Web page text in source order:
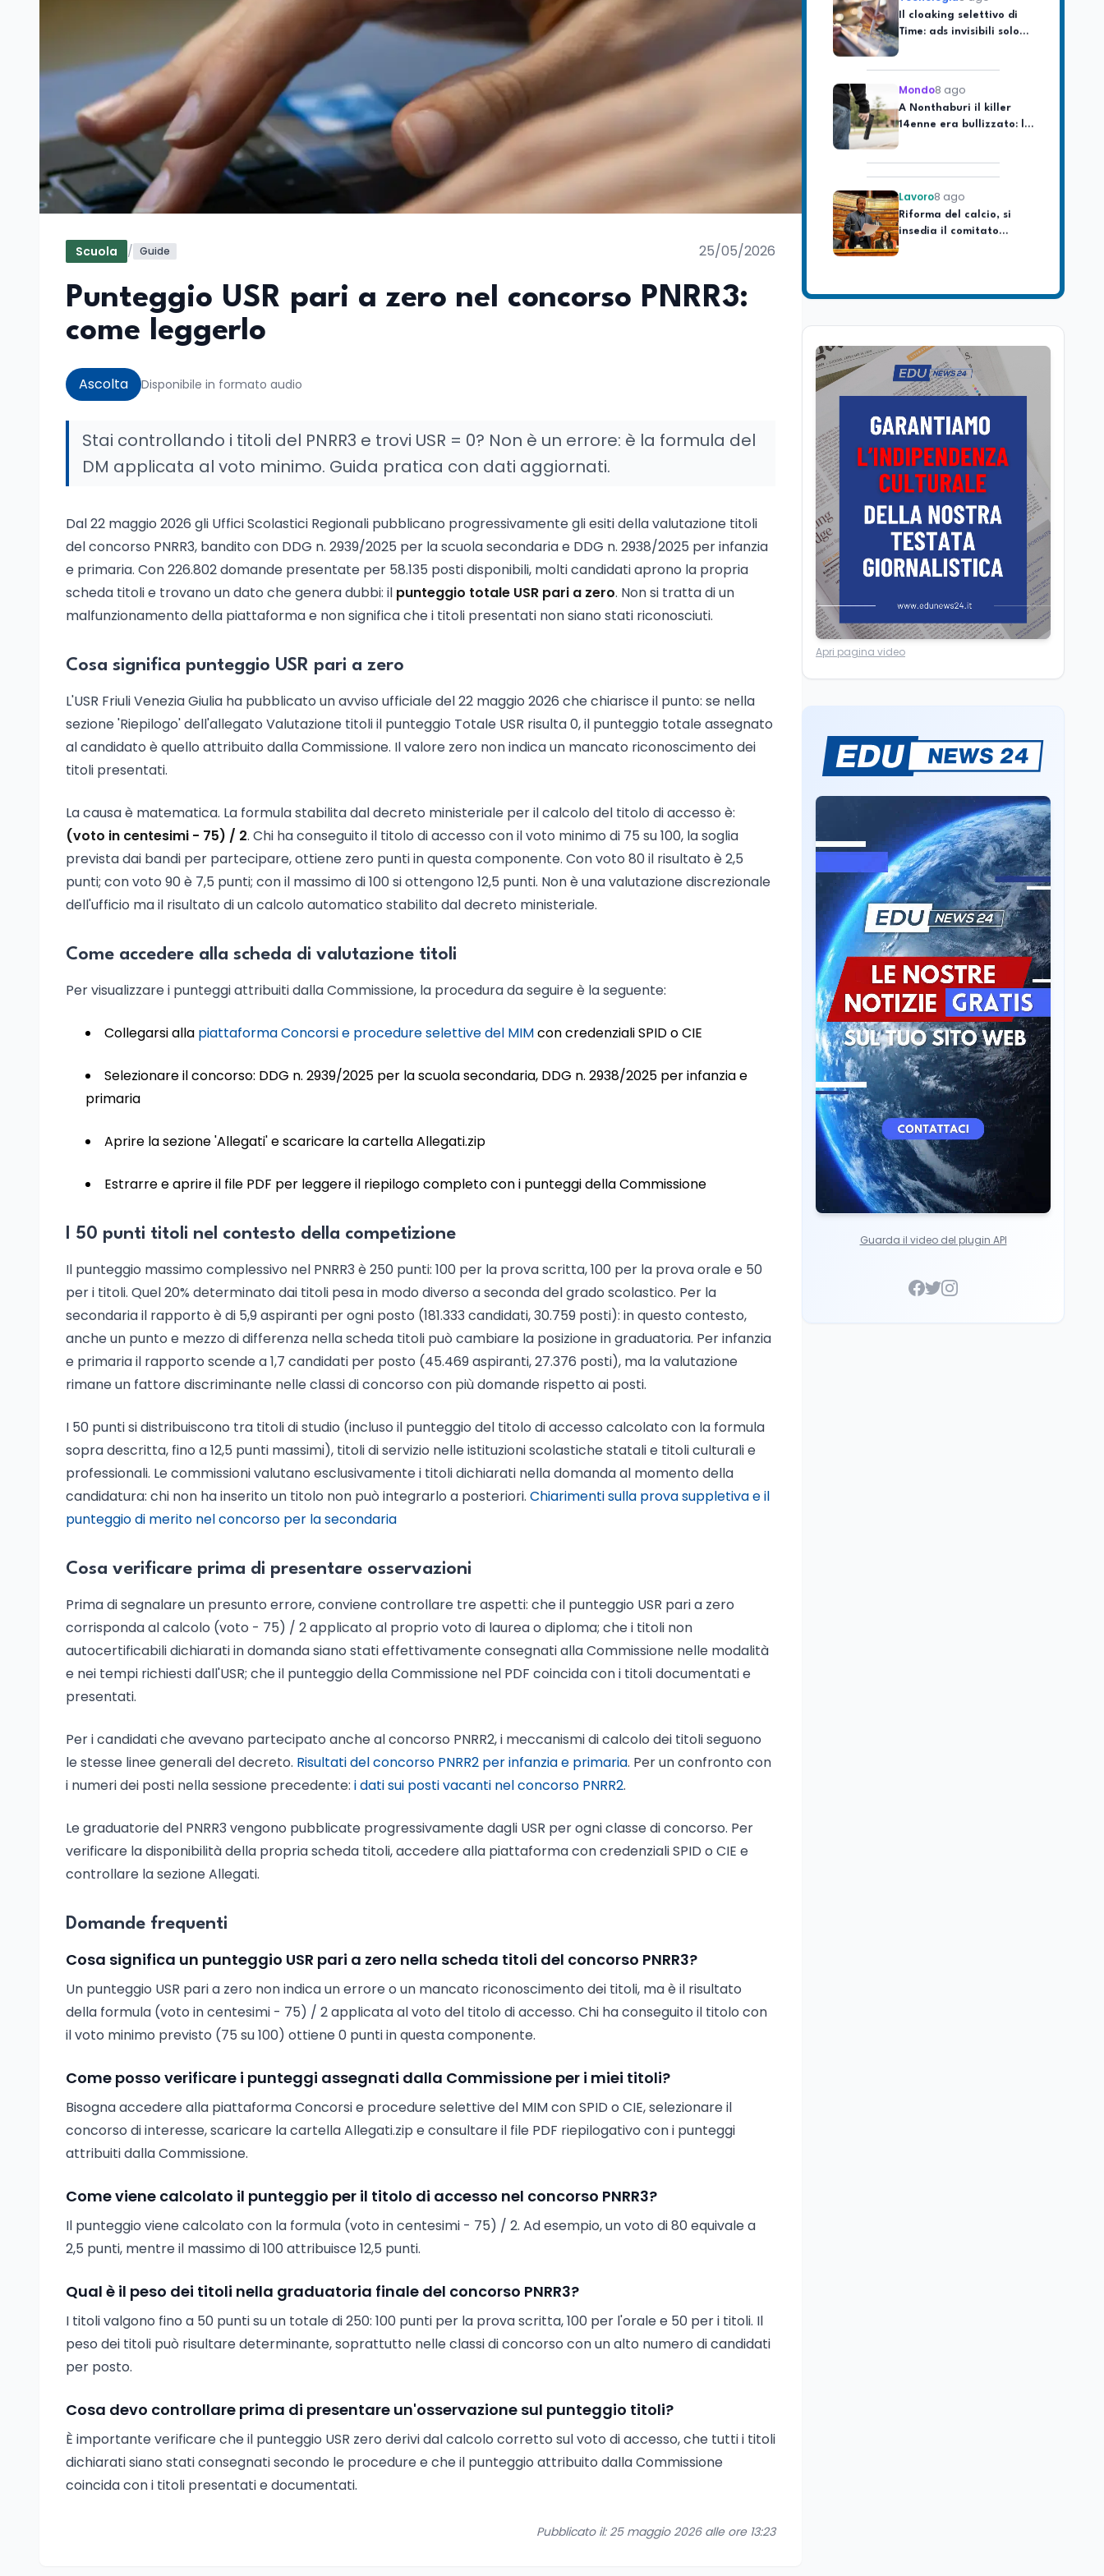
Scuola / Guide 25/05/2026
Punteggio USR pari a zero nel concorso PNRR3:
come leggerlo
Ascolta Disponibile in formato audio
Stai controllando i titoli del PNRR3 e trovi USR = 0? Non è un errore: è la formula del
DM applicata al voto minimo. Guida pratica con dati aggiornati.
Dal 22 maggio 2026 gli Uffici Scolastici Regionali pubblicano progressivamente gli esiti della valutazione titoli
del concorso PNRR3, bandito con DDG n. 2939/2025 per la scuola secondaria e DDG n. 2938/2025 per infanzia
e primaria. Con 226.802 domande presentate per 58.135 posti disponibili, molti candidati aprono la propria
scheda titoli e trovano un dato che genera dubbi: il punteggio totale USR pari a zero. Non si tratta di un
malfunzionamento della piattaforma e non significa che i titoli presentati non siano stati riconosciuti.
Cosa significa punteggio USR pari a zero
L'USR Friuli Venezia Giulia ha pubblicato un avviso ufficiale del 22 maggio 2026 che chiarisce il punto: se nella
sezione 'Riepilogo' dell'allegato Valutazione titoli il punteggio Totale USR risulta 0, il punteggio totale assegnato
al candidato è quello attribuito dalla Commissione. Il valore zero non indica un mancato riconoscimento dei
titoli presentati.
La causa è matematica. La formula stabilita dal decreto ministeriale per il calcolo del titolo di accesso è:
(voto in centesimi - 75) / 2. Chi ha conseguito il titolo di accesso con il voto minimo di 75 su 100, la soglia
prevista dai bandi per partecipare, ottiene zero punti in questa componente. Con voto 80 il risultato è 2,5
punti; con voto 90 è 7,5 punti; con il massimo di 100 si ottengono 12,5 punti. Non è una valutazione discrezionale
dell'ufficio ma il risultato di un calcolo automatico stabilito dal decreto ministeriale.
Come accedere alla scheda di valutazione titoli
Per visualizzare i punteggi attribuiti dalla Commissione, la procedura da seguire è la seguente:
Collegarsi alla piattaforma Concorsi e procedure selettive del MIMcon credenziali SPID o CIE
Selezionare il concorso: DDG n. 2939/2025 per la scuola secondaria, DDG n. 2938/2025 per infanzia e
primaria
Aprire la sezione 'Allegati' e scaricare la cartella Allegati.zip
Estrarre e aprire il file PDF per leggere il riepilogo completo con i punteggi della Commissione
I 50 punti titoli nel contesto della competizione
Il punteggio massimo complessivo nel PNRR3 è 250 punti: 100 per la prova scritta, 100 per la prova orale e 50
per i titoli. Quel 20% determinato dai titoli pesa in modo diverso a seconda del grado scolastico. Per la
secondaria il rapporto è di 5,9 aspiranti per ogni posto (181.333 candidati, 30.759 posti): in questo contesto,
anche un punto e mezzo di differenza nella scheda titoli può cambiare la posizione in graduatoria. Per infanzia
e primaria il rapporto scende a 1,7 candidati per posto (45.469 aspiranti, 27.376 posti), ma la valutazione
rimane un fattore discriminante nelle classi di concorso con più domande rispetto ai posti.
I 50 punti si distribuiscono tra titoli di studio (incluso il punteggio del titolo di accesso calcolato con la formula
sopra descritta, fino a 12,5 punti massimi), titoli di servizio nelle istituzioni scolastiche statali e titoli culturali e
professionali. Le commissioni valutano esclusivamente i titoli dichiarati nella domanda al momento della
candidatura: chi non ha inserito un titolo non può integrarlo a posteriori. Chiarimenti sulla prova suppletiva e il
punteggio di merito nel concorso per la secondaria
Cosa verificare prima di presentare osservazioni
Prima di segnalare un presunto errore, conviene controllare tre aspetti: che il punteggio USR pari a zero
corrisponda al calcolo (voto - 75) / 2 applicato al proprio voto di laurea o diploma; che i titoli non
autocertificabili dichiarati in domanda siano stati effettivamente consegnati alla Commissione nelle modalità
e nei tempi richiesti dall'USR; che il punteggio della Commissione nel PDF coincida con i titoli documentati e
presentati.
Per i candidati che avevano partecipato anche al concorso PNRR2, i meccanismi di calcolo dei titoli seguono
le stesse linee generali del decreto. Risultati del concorso PNRR2 per infanzia e primaria. Per un confronto con
i numeri dei posti nella sessione precedente: i dati sui posti vacanti nel concorso PNRR2.
Le graduatorie del PNRR3 vengono pubblicate progressivamente dagli USR per ogni classe di concorso. Per
verificare la disponibilità della propria scheda titoli, accedere alla piattaforma con credenziali SPID o CIE e
controllare la sezione Allegati.
Domande frequenti
Cosa significa un punteggio USR pari a zero nella scheda titoli del concorso PNRR3?
Un punteggio USR pari a zero non indica un errore o un mancato riconoscimento dei titoli, ma è il risultato
della formula (voto in centesimi - 75) / 2 applicata al voto del titolo di accesso. Chi ha conseguito il titolo con
il voto minimo previsto (75 su 100) ottiene 0 punti in questa componente.
Come posso verificare i punteggi assegnati dalla Commissione per i miei titoli?
Bisogna accedere alla piattaforma Concorsi e procedure selettive del MIM con SPID o CIE, selezionare il
concorso di interesse, scaricare la cartella Allegati.zip e consultare il file PDF riepilogativo con i punteggi
attribuiti dalla Commissione.
Come viene calcolato il punteggio per il titolo di accesso nel concorso PNRR3?
Il punteggio viene calcolato con la formula (voto in centesimi - 75) / 2. Ad esempio, un voto di 80 equivale a
2,5 punti, mentre il massimo di 100 attribuisce 12,5 punti.
Qual è il peso dei titoli nella graduatoria finale del concorso PNRR3?
I titoli valgono fino a 50 punti su un totale di 250: 100 punti per la prova scritta, 100 per l'orale e 50 per i titoli. Il
peso dei titoli può risultare determinante, soprattutto nelle classi di concorso con un alto numero di candidati
per posto.
Cosa devo controllare prima di presentare un'osservazione sul punteggio titoli?
È importante verificare che il punteggio USR zero derivi dal calcolo corretto sul voto di accesso, che tutti i titoli
dichiarati siano stati consegnati secondo le procedure e che il punteggio attribuito dalla Commissione
coincida con i titoli presentati e documentati.
Pubblicato il: 25 maggio 2026 alle ore 13:23
Time: ads invisibili solo
per i chatbot AI
A Nonthaburi il killer
14enne era bullizzato: la
CZ-75 era del nonno
Riforma del calcio, si
insedia il comitato
ristretto al Senato. La
europea in memoria
di Strasburgo in ricordo
dei minatori morti a
Marcinelle nel 1956
Università 8 ago
Università statali, il
Fondo ordinario 2026
la firma della ministra
Tecnologia8 ago
Il cloaking selettivo di
Time: ads invisibili solo
Mondo 8 ago
A Nonthaburi il killer
14enne era bullizzato: la
Lavoro8 ago
Riforma del calcio, si
Mario Occhiuto
L'8 agosto è la Giornata
europea in memoria
Istituita dal Parlamento
di Strasburgo in ricordo
dei minatori morti a
Marcinelle nel 1956
Università8 ago
Università statali, il
Fondo ordinario 2026
sale a 9,415 miliardi, c'è
la firma della ministra
Bernini sul decreto
Tecnologia8 ago
Il cloaking selettivo di
Time: ads invisibili solo
per i chatbot AI
Mondo8 ago
A Nonthaburi il killer
14enne era bullizzato: la
CZ-75 era del nonno
Apri pagina video
Guarda il video del plugin API